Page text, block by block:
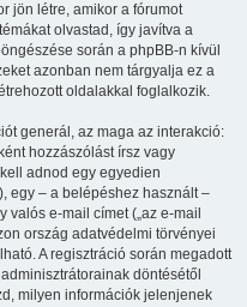
jön létre, amikor a fórumot
olvastad, így javítva a
során a phpBB-n kívül
azonban nem tárgyalja ez a
oldalakkal foglalkozik.
generál, az maga az interakció:
hozzászólást írsz vagy
adnod egy egyedien
egy – a belépéshez használt –
valós e-mail címet („az e-mail
ország adatvédelmi törvényei
A regisztráció során megadott
döntésétől
milyen információk jelenjenek